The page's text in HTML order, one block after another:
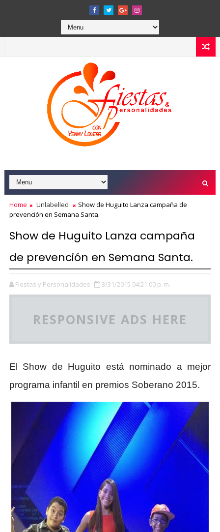
Home Unlabelled
Show de Huguito Lanza campaña de
prevención en Semana Santa.
Show de Huguito Lanza campaña
de prevención en Semana Santa.
Fiestas y Personalidades 3/31/2015 04:21:00 p. m.
RESPONSIVE ADS HERE
El Show de Huguito está nominado a mejor
programa infantil en premios Soberano 2015.